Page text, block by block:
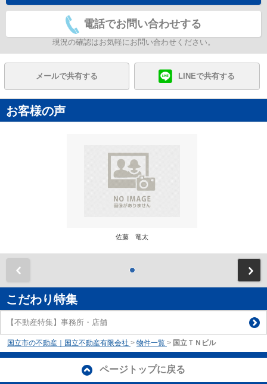
電話でお問い合わせする
現況の確認はお気軽にお問い合わせください。
メールで共有する LINEで共有する
お客様の声
佐藤 竜太
こだわり特集
【不動産特集】事務所・店舗
国立市の不動産｜国立不動産有限会社 > 物件一覧 > 国立ＴＮビル
ページトップに戻る